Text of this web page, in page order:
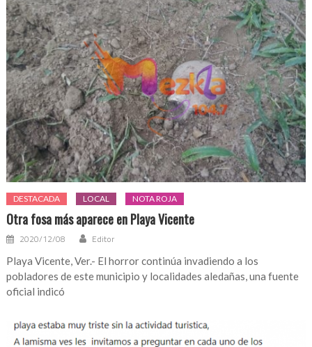
DESTACADA LOCAL NOTA ROJA
Otra fosa más aparece en Playa Vicente
2020/12/08 Editor
Playa Vicente, Ver.- El horror continúa invadiendo a los
pobladores de este municipio y localidades aledañas, una fuente
oficial indicó